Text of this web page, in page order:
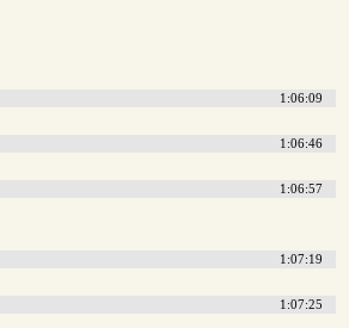
1:06:09
1:06:46
1:06:57
1:07:19
1:07:25